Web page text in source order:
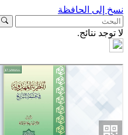
الحافظة
نتائج.